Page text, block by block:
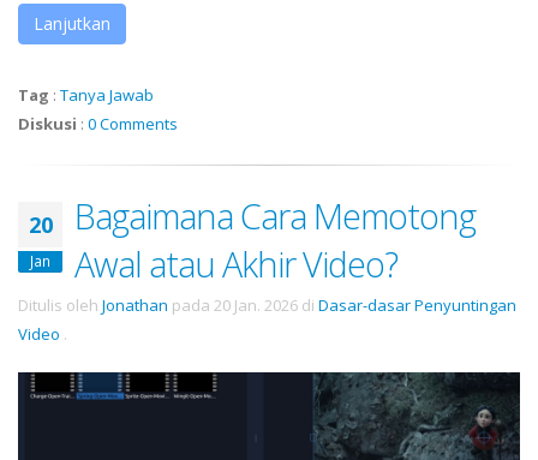
Lanjutkan
Tag : Tanya Jawab
Diskusi : 0 Comments
20
Jan
Bagaimana Cara Memotong
Awal atau Akhir Video?
Ditulis oleh Jonathan pada 20 Jan. 2026 di Dasar-dasar Penyuntingan
Video .